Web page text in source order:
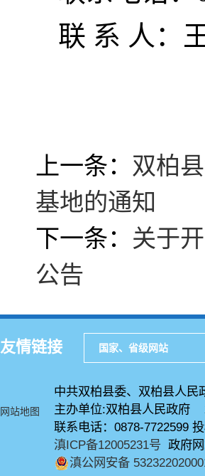
联 系 人：
上一条： 双柏
基地的通知
下一条： 关于
公告
友情链接 国家、省级网站
网站地图
中共双柏县委、双柏县人民
主办单位:双柏县人民政府
联系电话：0878-7722599
滇ICP备12005231号 政府
滇公网安备